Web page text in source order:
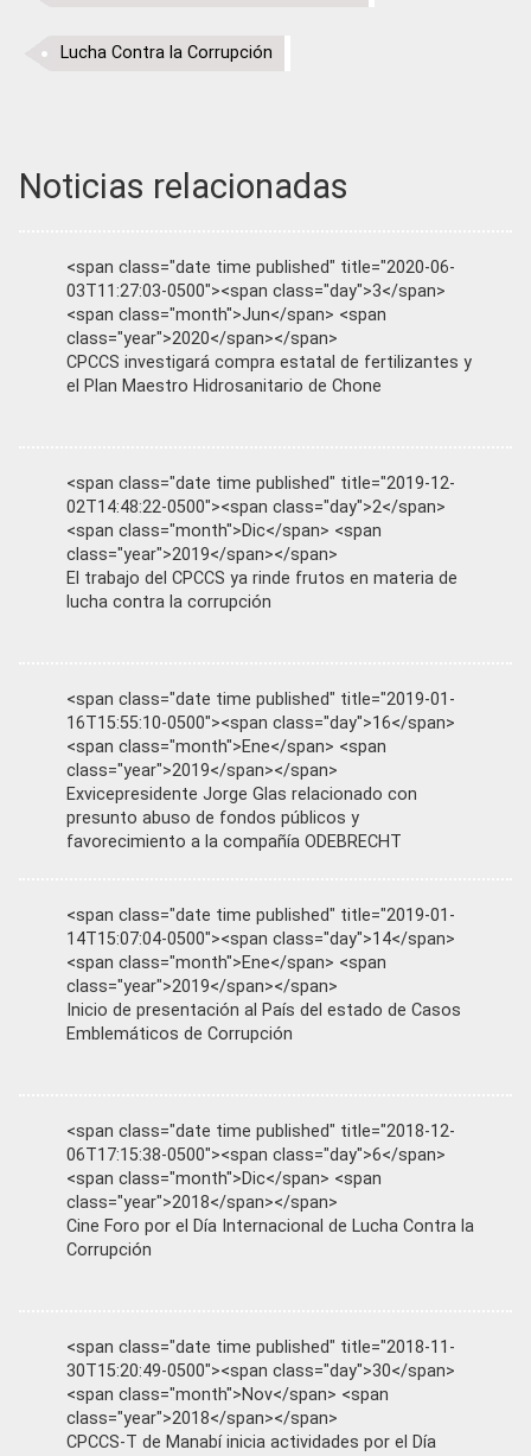
Lucha Contra la Corrupción
Noticias relacionadas
<span class="date time published" title="2020-06-
03T11:27:03-0500"><span class="day">3</span>
<span class="month">Jun</span> <span
class="year">2020</span></span>
CPCCS investigará compra estatal de fertilizantes y
el Plan Maestro Hidrosanitario de Chone
<span class="date time published" title="2019-12-
02T14:48:22-0500"><span class="day">2</span>
<span class="month">Dic</span> <span
class="year">2019</span></span>
El trabajo del CPCCS ya rinde frutos en materia de
lucha contra la corrupción
<span class="date time published" title="2019-01-
16T15:55:10-0500"><span class="day">16</span>
<span class="month">Ene</span> <span
class="year">2019</span></span>
Exvicepresidente Jorge Glas relacionado con
presunto abuso de fondos públicos y
favorecimiento a la compañía ODEBRECHT
<span class="date time published" title="2019-01-
14T15:07:04-0500"><span class="day">14</span>
<span class="month">Ene</span> <span
class="year">2019</span></span>
Inicio de presentación al País del estado de Casos
Emblemáticos de Corrupción
<span class="date time published" title="2018-12-
06T17:15:38-0500"><span class="day">6</span>
<span class="month">Dic</span> <span
class="year">2018</span></span>
Cine Foro por el Día Internacional de Lucha Contra la
Corrupción
<span class="date time published" title="2018-11-
30T15:20:49-0500"><span class="day">30</span>
<span class="month">Nov</span> <span
class="year">2018</span></span>
CPCCS-T de Manabí inicia actividades por el Día